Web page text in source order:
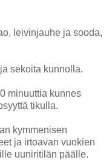
leivinjauhe ja sooda,
sekoita kunnolla.
minuuttia kunnes
tikulla.
kymmenisen
ja irtoavan vuokien
uuniritilän päälle.